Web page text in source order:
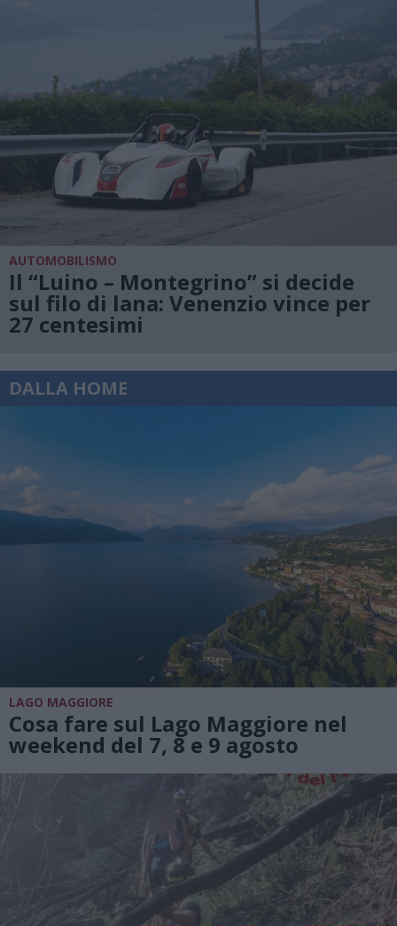
AUTOMOBILISMO
Il “Luino – Montegrino” si decide
sul filo di lana: Venenzio vince per
27 centesimi
DALLA HOME
LAGO MAGGIORE
Cosa fare sul Lago Maggiore nel
weekend del 7, 8 e 9 agosto